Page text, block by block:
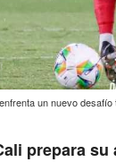
un nuevo
prepara su